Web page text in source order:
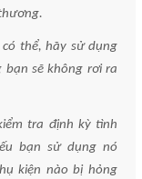
thể, hãy sử dụng
sẽ không rơi ra
tra định kỳ tình
bạn sử dụng nó
kiện nào bị hỏng